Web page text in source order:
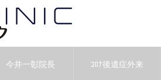
今井一彰院長 ｺﾛﾅ後遺症外来